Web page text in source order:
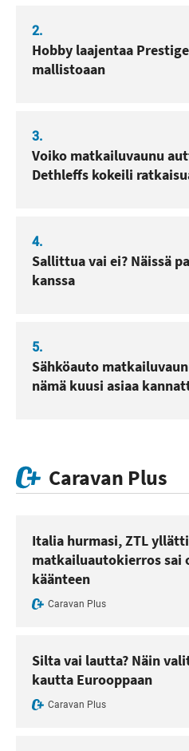
2.
Hobby laajentaa
mallistoaan
3.
Voiko matkailuvaunu
Dethleffs kokeili
4.
Sallittua vai ei? Näissä
kanssa
5.
Sähköauto
nämä kuusi asiaa
Caravan Plus
Italia hurmasi, ZTL
matkailuautokierros sai
käänteen
Caravan Plus
Silta vai lautta? Näin
kautta Eurooppaan
Caravan Plus